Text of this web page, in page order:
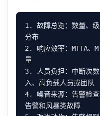
1. 故障总览：数量、
2. 响应效率：MTTA、
3. 人员负担：中断次
4. 噪音来源：告警检查